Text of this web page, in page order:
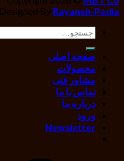
Designed By Rayaneh-Pedia
جستجو
صفحه اصلی
محصولات
مشاور فنی
تماس با ما
درباره ما
ورود
Newsletter